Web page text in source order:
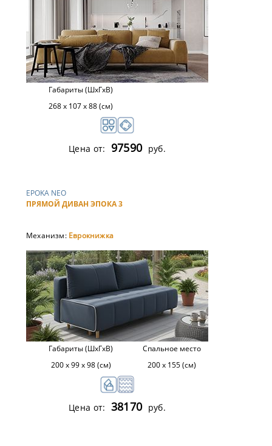
Габариты (ШхГхВ)
268 x 107 х 88 (см)
Цена от: 97590 руб.
EPOKA NEO
ПРЯМОЙ ДИВАН ЭПОКА 3
Механизм: Еврокнижка
Габариты (ШхГхВ)
200 х 99 х 98 (см)
Спальное место
200 х 155 (см)
Цена от: 38170 руб.